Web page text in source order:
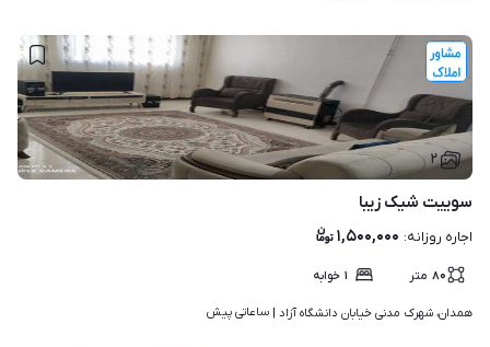
۲
سوییت شیک زیبا
اجاره روزانه: ۱,۵۰۰,۰۰۰
۸۰ متر ۱ خوابه
همدان، شهرک مدنی خیابان دانشگاه آزاد | ساعاتی پیش